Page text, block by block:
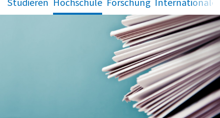
. . . .